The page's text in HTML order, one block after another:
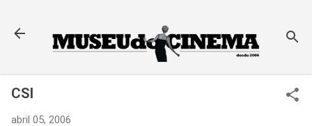
CSI
abril 05, 2006